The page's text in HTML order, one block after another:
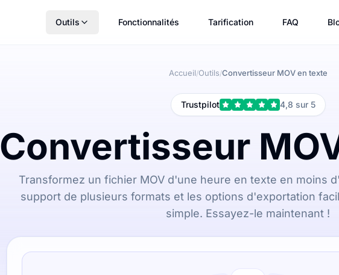
Outils Fonctionnalités Tarification FAQ
Accueil/Outils/Convertisseur MOV en texte
Trustpilot 4,8 sur 5
Convertisseur
Transformez un fichier MOV d'une heure en texte en moins
support de plusieurs formats et les options d'exportation
simple. Essayez-le maintenant !